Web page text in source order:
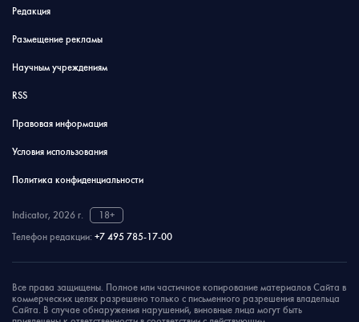
Редакция
Размещение рекламы
Научным учреждениям
RSS
Правовая информация
Условия использования
Политика конфиденциальности
Indicator, 2026 г.
18+
Телефон редакции: +7 495 785-17-00
Все права защищены. Полное или частичное копирование материалов Сайта в
коммерческих целях разрешено только с письменного разрешения владельца
Сайта. В случае обнаружения нарушений, виновные лица могут быть